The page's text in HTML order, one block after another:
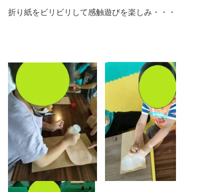
折り紙をビリビリして感触遊びを楽しみ・・・